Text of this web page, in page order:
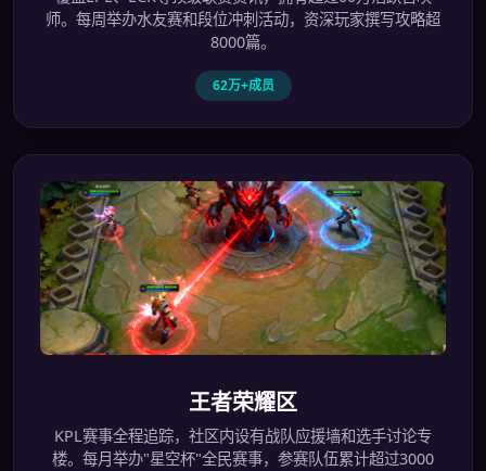
师。每周举办水友赛和段位冲刺活动，资深玩家撰写攻略超
8000篇。
62万+成员
王者荣耀区
KPL赛事全程追踪，社区内设有战队应援墙和选手讨论专
楼。每月举办"星空杯"全民赛事，参赛队伍累计超过3000